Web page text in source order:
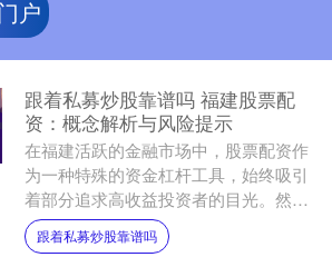
户
跟着私募炒股靠谱吗 福建股票配
资：概念解析与风险提示
在福建活跃的金融市场中，股票配资作
为一种特殊的资金杠杆工具，始终吸引
着部分追求高收益投资者的目光。然
而，其背后潜藏的风险亦不容忽视。本
文将系统解析股票配资的核心....
跟着私募炒股靠谱吗